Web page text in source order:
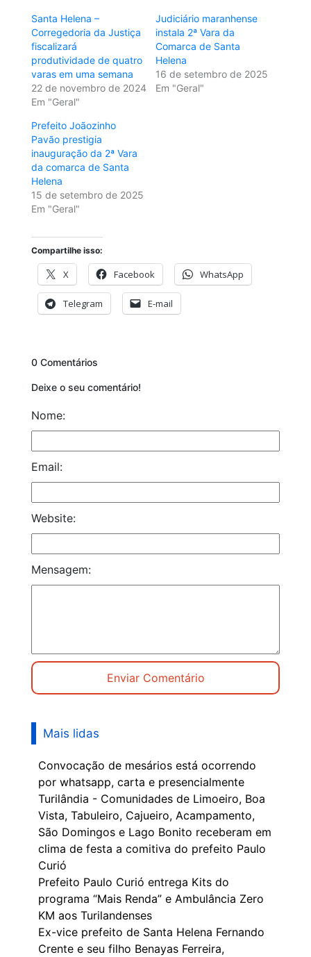
Santa Helena –
Corregedoria da Justiça
fiscalizará
produtividade de quatro
varas em uma semana
22 de novembro de 2024
Em "Geral"
Judiciário maranhense
instala 2ª Vara da
Comarca de Santa
Helena
16 de setembro de 2025
Em "Geral"
Prefeito Joãozinho
Pavão prestigia
inauguração da 2ª Vara
da comarca de Santa
Helena
15 de setembro de 2025
Em "Geral"
Compartilhe isso:
X Facebook WhatsApp
Telegram E-mail
0 Comentários
Deixe o seu comentário!
Nome:
Email:
Website:
Mensagem:
Mais lidas
Convocação de mesários está ocorrendo
por whatsapp, carta e presencialmente
Turilândia - Comunidades de Limoeiro, Boa
Vista, Tabuleiro, Cajueiro, Acampamento,
São Domingos e Lago Bonito receberam em
clima de festa a comitiva do prefeito Paulo
Curió
Prefeito Paulo Curió entrega Kits do
programa “Mais Renda” e Ambulância Zero
KM aos Turilandenses
Ex-vice prefeito de Santa Helena Fernando
Crente e seu filho Benayas Ferreira,